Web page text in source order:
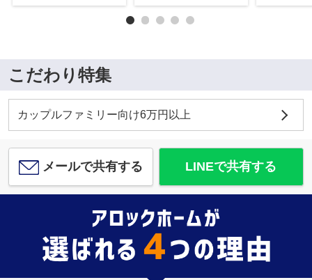
こだわり特集
カップルファミリー向け6万円以上
メールで共有する LINEで共有する